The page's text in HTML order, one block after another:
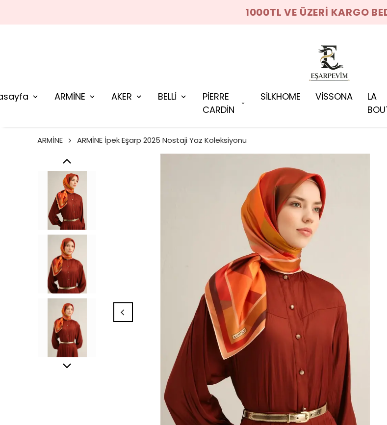
1000TL VE ÜZERİ KARGO
ARMİNE AKER BELLİ
PİERRE
CARDİN
SİLKHOME VİSSONA
LA
ARMİNE ARMİNE İpek Eşarp 2025 Nostaji Yaz Koleksiyonu